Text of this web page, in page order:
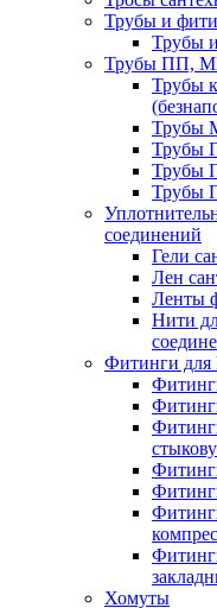
Трубы и
Трубы
Трубы ПП,
Трубы
Трубы
Трубы
Трубы
Трубы
соединений
Гели
Лен
Ленты
Нити
Фитинги
Хомуты